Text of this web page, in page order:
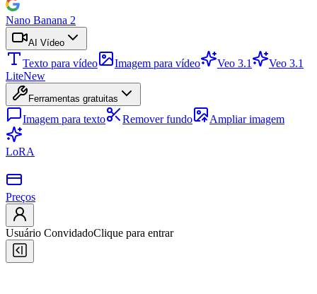
Nano Banana 2
AI Vídeo
Texto para vídeo Imagem para vídeo Veo 3.1
Veo 3.1
LiteNew
Ferramentas gratuitas
Imagem para texto Remover fundo Ampliar imagem
LoRA
Preços
Usuário ConvidadoClique para entrar